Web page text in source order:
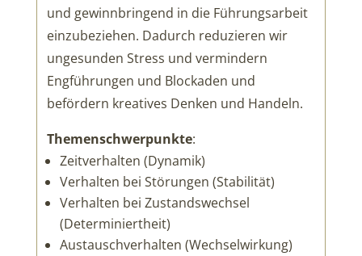
und gewinnbringend in die Führungsarbeit
einzubeziehen. Dadurch reduzieren wir
ungesunden Stress und vermindern
Engführungen und Blockaden und
befördern kreatives Denken und Handeln.
Themenschwerpunkte:
Zeitverhalten (Dynamik)
Verhalten bei Störungen (Stabilität)
Verhalten bei Zustandswechsel
(Determiniertheit)
Austauschverhalten (Wechselwirkung)